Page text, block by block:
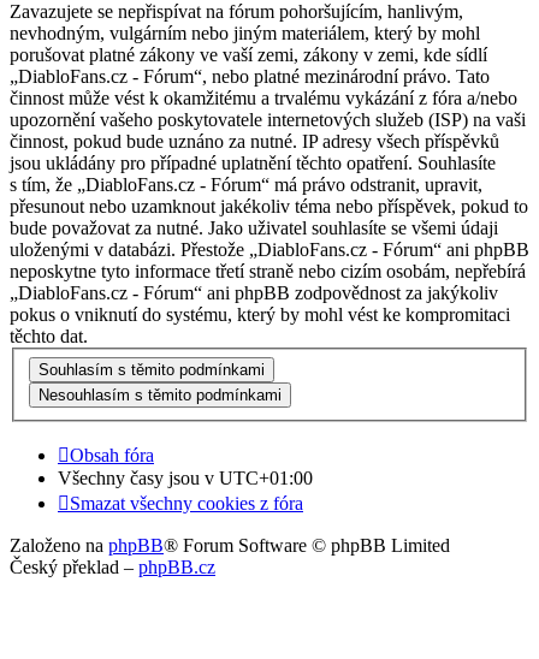
Zavazujete se nepřispívat na fórum pohoršujícím, hanlivým,
nevhodným, vulgárním nebo jiným materiálem, který by mohl
porušovat platné zákony ve vaší zemi, zákony v zemi, kde sídlí
„DiabloFans.cz - Fórum“, nebo platné mezinárodní právo. Tato
činnost může vést k okamžitému a trvalému vykázání z fóra a/nebo
upozornění vašeho poskytovatele internetových služeb (ISP) na vaši
činnost, pokud bude uznáno za nutné. IP adresy všech příspěvků
jsou ukládány pro případné uplatnění těchto opatření. Souhlasíte
s tím, že „DiabloFans.cz - Fórum“ má právo odstranit, upravit,
přesunout nebo uzamknout jakékoliv téma nebo příspěvek, pokud to
bude považovat za nutné. Jako uživatel souhlasíte se všemi údaji
uloženými v databázi. Přestože „DiabloFans.cz - Fórum“ ani phpBB
neposkytne tyto informace třetí straně nebo cizím osobám, nepřebírá
„DiabloFans.cz - Fórum“ ani phpBB zodpovědnost za jakýkoliv
pokus o vniknutí do systému, který by mohl vést ke kompromitaci
těchto dat.
Obsah fóra
Všechny časy jsou v UTC+01:00
Smazat všechny cookies z fóra
Založeno na phpBB® Forum Software © phpBB Limited
Český překlad – phpBB.cz